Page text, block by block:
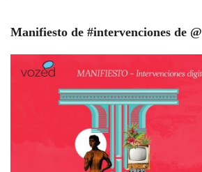
Manifiesto de #intervenciones de